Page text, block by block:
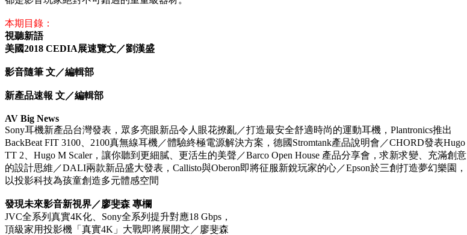
本期目錄：
視聽新語
美國2018 CEDIA展速覽文／劉漢盛
影音隨筆 文／編輯部
新產品速報 文／編輯部
AV Big News
Sony耳機新產品台灣發表，眾多亮眼新品令人眼花撩亂／打造最安全舒適時尚的運動耳機，Plantronics推出
BackBeat FIT 3100、2100真無線耳機／體驗終極電源解決方案，德國Stromtank產品說明會／CHORD發表Hugo
TT 2、Hugo M Scaler，讓你聽到更細膩、更活生的美聲／Barco Open House 產品分享會，求新求變、充滿創意
的設計思維／DALI兩款新品盛大發表，Callisto與Oberon即將征服新銳玩家的心／Epson於三創打造夢幻樂園，
以投影科技為孩童創造多元體感空間
發現未來影音新視界／廖斐森 專欄
JVC全系列真實4K化、Sony全系列提升對應18 Gbps，
頂級家用投影機「真實4K」大戰即將展開文／廖斐森